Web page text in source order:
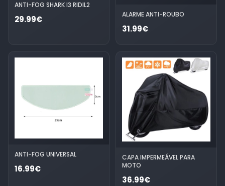
ANTI-FOG SHARK I3 RIDIL2
29.99€ ALARME ANTI-ROUBO
31.99€
ANTI-FOG UNIVERSAL
16.99€
CAPA IMPERMEÁVEL PARA
MOTO
36.99€